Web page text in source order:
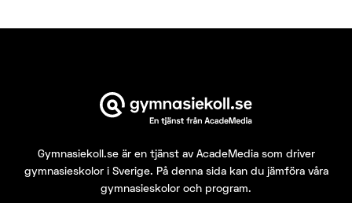
Gymnasiekoll.seär en tjänst av AcadeMedia som driver
gymnasieskolor i Sverige. På denna sida kan du jämföra våra
gymnasieskolor och program.